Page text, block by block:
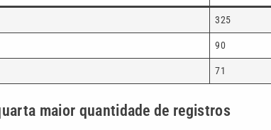
325
90
71
maior quantidade de registros